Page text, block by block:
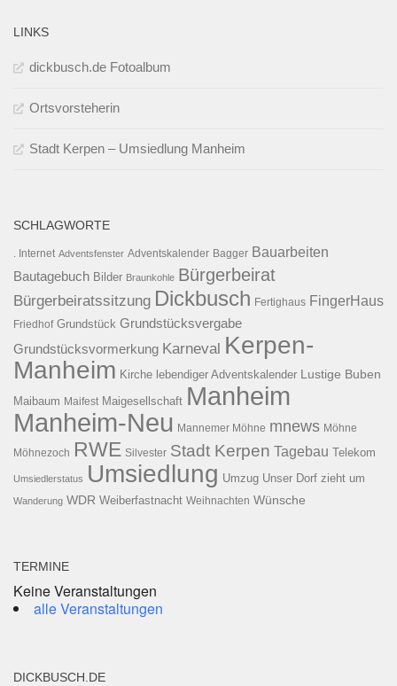
LINKS
dickbusch.de Fotoalbum
Ortsvorsteherin
Stadt Kerpen – Umsiedlung Manheim
SCHLAGWORTE
. Internet Adventsfenster Adventskalender Bagger Bauarbeiten
Bautagebuch Bilder Braunkohle Bürgerbeirat
Bürgerbeiratssitzung Dickbusch Fertighaus FingerHaus
Friedhof Grundstück Grundstücksvergabe
Grundstücksvormerkung Karneval Kerpen-
Manheim Kirche lebendiger Adventskalender Lustige Buben
Maibaum Maifest Maigesellschaft Manheim
Manheim-Neu Mannemer Möhne mnews Möhne
Möhnezoch RWE Silvester Stadt Kerpen Tagebau Telekom
Umsiedlerstatus Umsiedlung Umzug Unser Dorf zieht um
Wanderung WDR Weiberfastnacht Weihnachten Wünsche
TERMINE
Keine Veranstaltungen
alle Veranstaltungen
DICKBUSCH.DE